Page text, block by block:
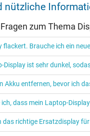
nützliche
zum Thema
flackert. Brauche ich ein
Display ist sehr dunkel,
Akku entfernen, bevor ich
ich, dass mein Laptop-
das richtige Ersatzdisplay